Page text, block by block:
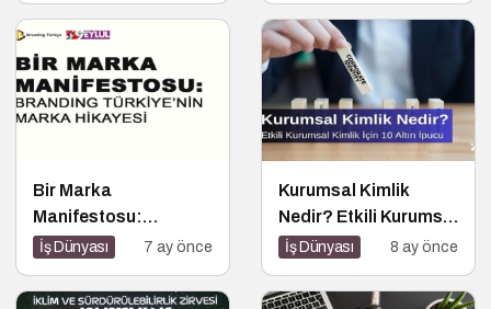
Bir Marka
Manifestosu:
Branding Türkiye’nin
İş Dünyası 7 ay önce
Kurumsal Kimlik
Nedir? Etkili Kurumsal
Kimlik İçin 10 Altın
İş Dünyası 8 ay önce